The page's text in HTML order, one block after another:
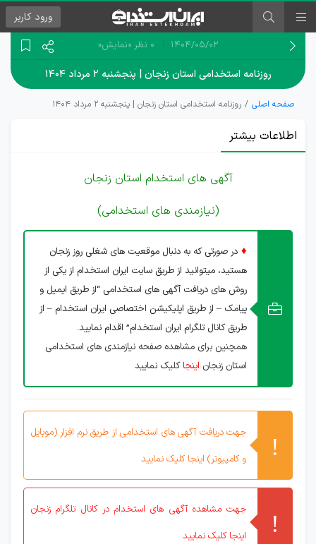
ورود کاربر
۱۴۰۴/۰۵/۰۲ 0 نظر «نمایش»
روزنامه استخدامی استان زنجان | پنجشنبه ۲ مرداد ۱۴۰۴
صفحه اصلی روزنامه استخدامی استان زنجان | پنجشنبه ۲ مرداد ۱۴۰۴
اطلاعات بیشتر
آگهی های استخدام استان زنجان
(نیازمندی های استخدامی)
♦ در صورتی که به دنبال موقعیت های شغلی روز زنجان
هستید، میتوانید از طریق سایت ایران استخدام از یکی از
روش های دریافت آگهی های استخدامی “از طریق ایمیل و
پیامک – از طریق اپلیکیشن اختصاصی ایران استخدام – از
طریق کانال تلگرام ایران استخدام” اقدام نمایید.
همچنین برای مشاهده صفحه نیازمندی های استخدامی
استان زنجان اینجاکلیک نمایید
جهت دریافت آگهی های استخدامی از طریق نرم افزار (موبایل
و کامپیوتر) اینجا کلیک نمایید
جهت مشاهده آگهی های استخدام در کانال تلگرام زنجان
اینجا کلیک نمایید